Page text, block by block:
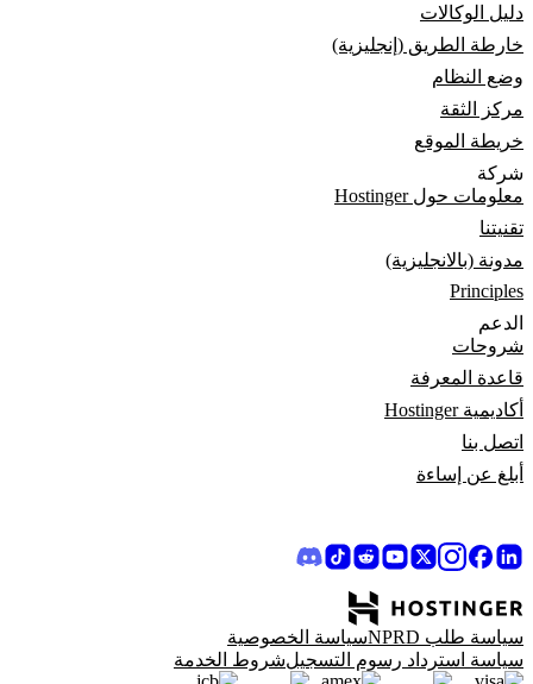
دليل الوكالات
خارطة الطريق (إنجليزية)
وضع النظام
مركز الثقة
خريطة الموقع
شركة
معلومات حول Hostinger
تقنيتنا
مدونة (بالانجليزية)
Principles
الدعم
شروحات
قاعدة المعرفة
أكاديمية Hostinger
اتصل بنا
أبلغ عن إساءة
سياسة طلب NPRD
سياسة الخصوصية
سياسة استرداد رسوم التسجيلشروط الخدمة